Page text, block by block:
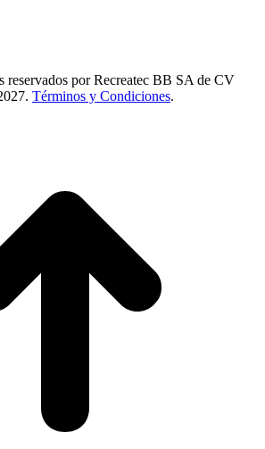
reservados por Recreatec BB SA de CV
Términos y Condiciones.